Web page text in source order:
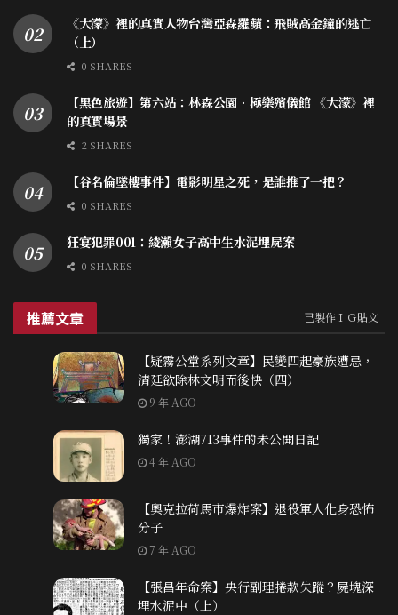
《大濛》裡的真實人物台灣亞森羅蘋：飛賊高金鐘的逃亡
（上）
0 SHARES
【黑色旅遊】第六站：林森公園．極樂殯儀館 《大濛》裡
的真實場景
2 SHARES
【谷名倫墜樓事件】電影明星之死，是誰推了一把？
0 SHARES
狂宴犯罪001：綾瀨女子高中生水泥埋屍案
0 SHARES
推薦文章 已製作ＩＧ貼文
【疑霧公堂系列文章】民變四起豪族遭忌，
清廷欲除林文明而後快（四）
9 年 AGO
獨家！澎湖713事件的未公開日記
4 年 AGO
【奧克拉荷馬市爆炸案】退役軍人化身恐怖
分子
7 年 AGO
【張昌年命案】央行副理捲款失蹤？屍塊深
埋水泥中（上）